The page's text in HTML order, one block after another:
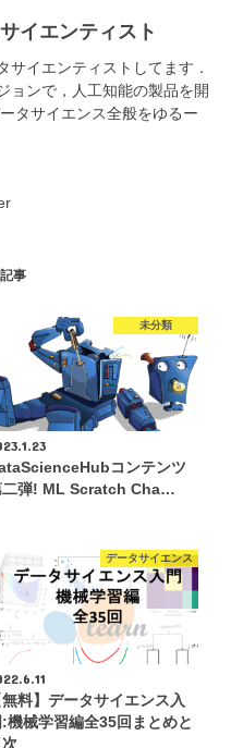
イエンティスト
サイエンティストしてます．
ョンで，人工知能の製品を開
タサイエンス全般をゆるー
事
未分類
コンテンツ
二弾! ML Scratch Cha…
データサイエンス
無料】データサイエンス入
:機械学習編全35回まとめと
次